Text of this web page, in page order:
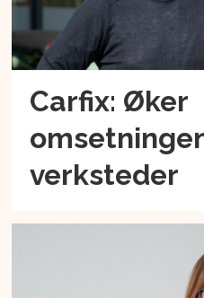
Carfix: Øker
verksteder